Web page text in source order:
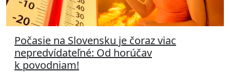
Počasie na Slovensku je čoraz viac
nepredvídateľné: Od horúčav
k povodniam!